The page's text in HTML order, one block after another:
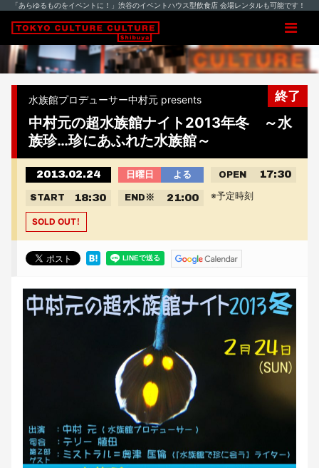
「あらゆるものをイベントに！」渋谷のイベントハウス型飲食店 会場レンタルも可能です！
終了
水族館プロデューサー中村元 presents
中村元の超水族館ナイト2013年冬 ～水
族珍…珍にあふれた水族館～
2013.02.24 日曜日 よる OPEN 17:30
START 18:30 END ※ 21:00 ※予定時刻
SOLD OUT！